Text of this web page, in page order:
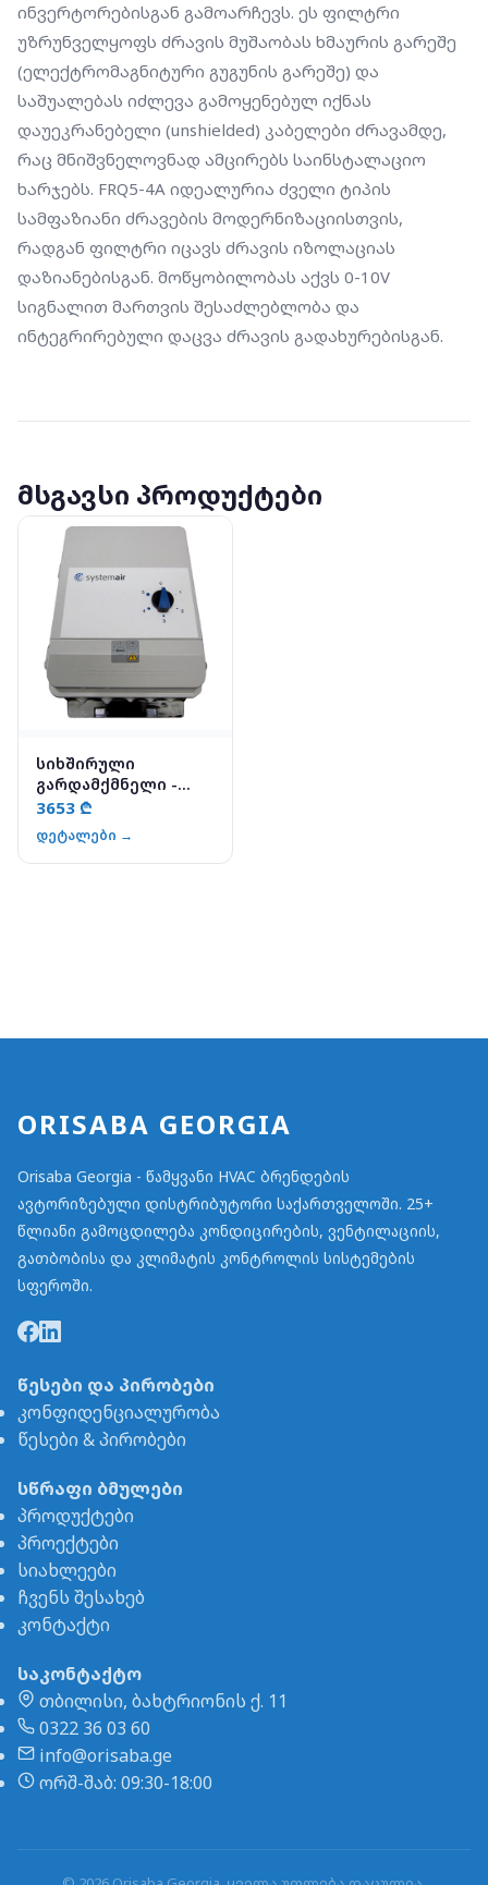
ინვერტორებისგან გამოარჩევს. ეს ფილტრი
უზრუნველყოფს ძრავის მუშაობას ხმაურის გარეშე
(ელექტრომაგნიტური გუგუნის გარეშე) და
საშუალებას იძლევა გამოყენებულ იქნას
დაუეკრანებელი (unshielded) კაბელები ძრავამდე,
რაც მნიშვნელოვნად ამცირებს საინსტალაციო
ხარჯებს. FRQ5-4A იდეალურია ძველი ტიპის
სამფაზიანი ძრავების მოდერნიზაციისთვის,
რადგან ფილტრი იცავს ძრავის იზოლაციას
დაზიანებისგან. მოწყობილობას აქვს 0-10V
სიგნალით მართვის შესაძლებლობა და
ინტეგრირებული დაცვა ძრავის გადახურებისგან.
მსგავსი პროდუქტები
სიხშირული
გარდამქმნელი -
FRQ5-10A
3653 ₾
დეტალები →
ORISABA GEORGIA
Orisaba Georgia - წამყვანი HVAC ბრენდების
ავტორიზებული დისტრიბუტორი საქართველოში. 25+
წლიანი გამოცდილება კონდიცირების, ვენტილაციის,
გათბობისა და კლიმატის კონტროლის სისტემების
სფეროში.
წესები და პირობები
კონფიდენციალურობა
წესები & პირობები
სწრაფი ბმულები
პროდუქტები
პროექტები
სიახლეები
ჩვენს შესახებ
კონტაქტი
საკონტაქტო
თბილისი, ბახტრიონის ქ. 11
0322 36 03 60
info@orisaba.ge
ორშ-შაბ: 09:30-18:00